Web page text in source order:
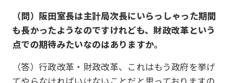
（問）阪田室長は主計局次長にいらっしゃった期間
も長かったようなのですけれども、財政改革という
点での期待みたいなのはありますか。
（答）行政改革・財政改革、これはもう政府を挙げ